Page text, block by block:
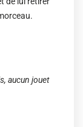
aucun jouet